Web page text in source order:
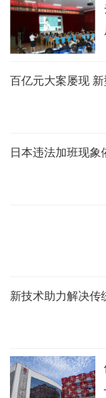
百亿元大案屡现
日本违法加班现
新技术助力解决传